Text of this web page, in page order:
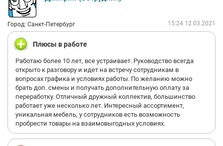
узнаваемым и уникальным, именно это и является основной
чертой работы компании. В таком окружении работать
большая удача и редкость .
У главы компании Рината Ефимова, по моему мнению, какая
то уникальная способность находить, на протяжении многих
лет,настоящие раритеты и уникальные вещи, и в то же время
быть на волне новинок интерьерного дизайна .Он всегда
горит идеей и любовью к тем предметам, которые он
предлагает своим клиентам и он заряжает этой энергией всех
вокруг себя .
За годы работы и творческого поиска, компания выросла из
небольшого магазинчика в серьезную крупную компанию с
музейной экспозицией , которой нет равных в нашем
городе,да и пожалуй во всей России.
Вспоминаю работу в компании всегда тепло .
Город: Санкт-Петербург 15:24 12.03.2021
Плюсы в работе
Работаю более 10 лет, все устраивает. Руководство всегда
открыто к разговору и идет на встречу сотрудникам в
вопросах графика и условиях работы. По желанию можно
брать доп. смены и получать дополнительную оплату за
переработку. Отличный дружный коллектив, большинство
работает уже несколько лет. Интересный ассортимент,
уникальная мебель, у сотрудников есть возможность
пробрести товары на взаимовыгодных условиях.